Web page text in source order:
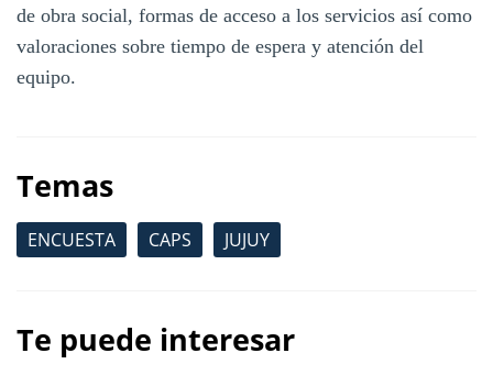
de obra social, formas de acceso a los servicios así como
valoraciones sobre tiempo de espera y atención del
equipo.
Temas
ENCUESTA CAPS JUJUY
Te puede interesar